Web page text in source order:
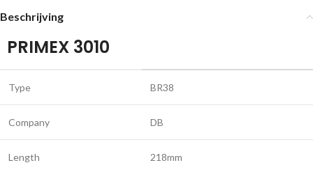
Beschrijving
PRIMEX 3010
Type BR38
Company DB
Length 218mm